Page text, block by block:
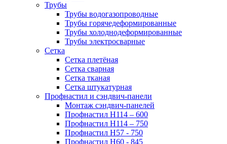
Трубы
Трубы водогазопроводные
Трубы горячедеформированные
Трубы холоднодеформированные
Трубы электросварные
Сетка
Сетка плетёная
Сетка сварная
Сетка тканая
Сетка штукатурная
Профнастил и сэндвич-панели
Монтаж сэндвич-панелей
Профнастил Н114 – 600
Профнастил Н114 – 750
Профнастил Н57 - 750
Профнастил Н60 - 845